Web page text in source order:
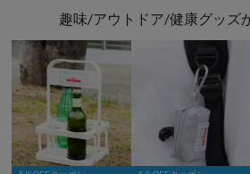
趣味/アウトドア/健康グッズ